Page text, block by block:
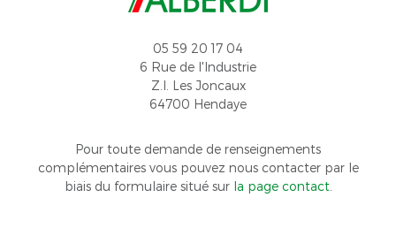
05 59 20 17 04
6 Rue de l'Industrie
Z.I. Les Joncaux
64700 Hendaye
Pour toute demande de renseignements
complémentaires vous pouvez nous contacter par le
biais du formulaire situé sur la page contact.